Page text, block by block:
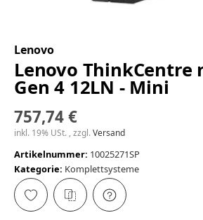
Lenovo
Lenovo ThinkCentre
Gen 4 12LN - Mini
757,74 €
inkl. 19% USt. , zzgl.Versand
Artikelnummer: 10025271SP
Kategorie: Komplettsysteme